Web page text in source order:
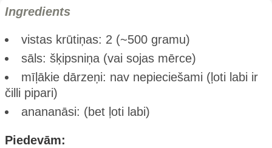
Ingredients
vistas krūtiņas: 2 (~500 gramu)
sāls: šķipsniņa (vai sojas mērce)
mīļākie dārzeņi: nav nepieciešami (ļoti labi ir
čilli pipari)
anananāsi: (bet ļoti labi)
Piedevām: